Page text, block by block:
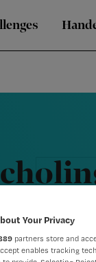
Your Privacy
partners store and
enables tracking